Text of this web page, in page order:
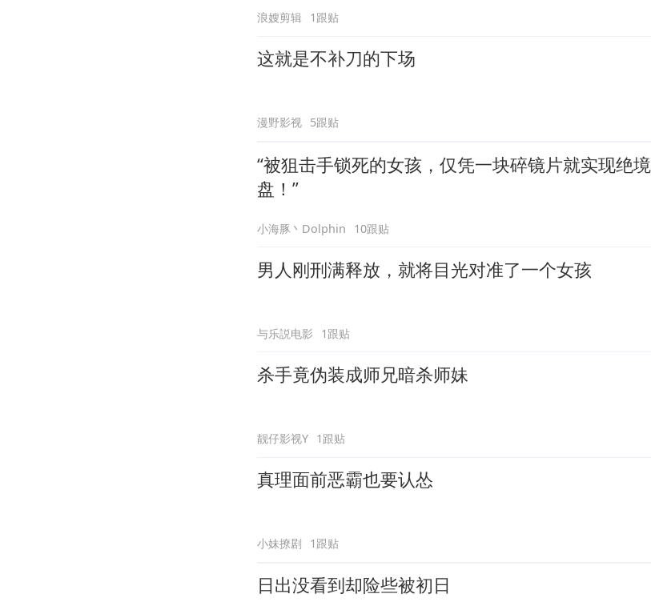
浪嫂剪辑 1跟贴
这就是不补刀的下场
漫野影视 5跟贴
“被狙击手锁死的女孩，仅凭一块碎镜片就实现绝
盘！”
小海豚丶Dolphin 10跟贴
男人刚刑满释放，就将目光对准了一个女孩
与乐説电影 1跟贴
杀手竟伪装成师兄暗杀师妹
靓仔影视Y 1跟贴
真理面前恶霸也要认怂
小妹撩剧 1跟贴
日出没看到却险些被初日